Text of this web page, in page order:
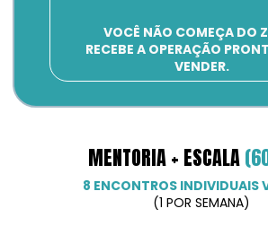
MENTORIA + ESCALA
8 ENCONTROS INDIVIDUAIS
(1 POR SEMANA)
VOCÊ NÃO COMEÇA DO
RECEBE A OPERAÇÃO
VENDER.